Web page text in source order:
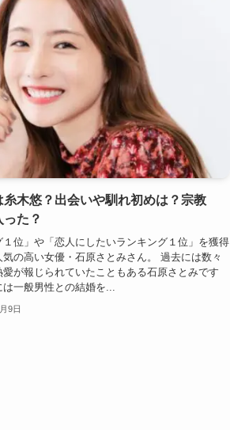
木悠？出会いや馴れ初めは？宗教
った？
１位」や「恋人にしたいランキング１位」を獲得
の高い女優・石原さとみさん。 過去には数々
が報じられていたこともある石原さとみです
一般男性との結婚を...
9日